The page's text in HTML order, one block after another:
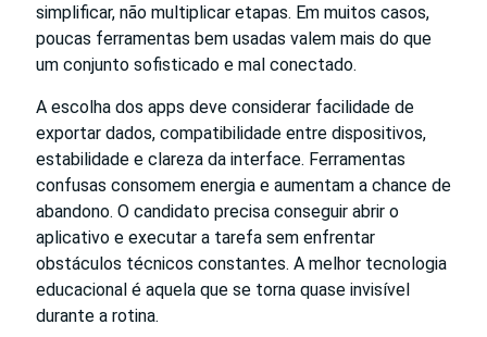
simplificar, não multiplicar etapas. Em muitos casos,
poucas ferramentas bem usadas valem mais do que
um conjunto sofisticado e mal conectado.
A escolha dos apps deve considerar facilidade de
exportar dados, compatibilidade entre dispositivos,
estabilidade e clareza da interface. Ferramentas
confusas consomem energia e aumentam a chance de
abandono. O candidato precisa conseguir abrir o
aplicativo e executar a tarefa sem enfrentar
obstáculos técnicos constantes. A melhor tecnologia
educacional é aquela que se torna quase invisível
durante a rotina.